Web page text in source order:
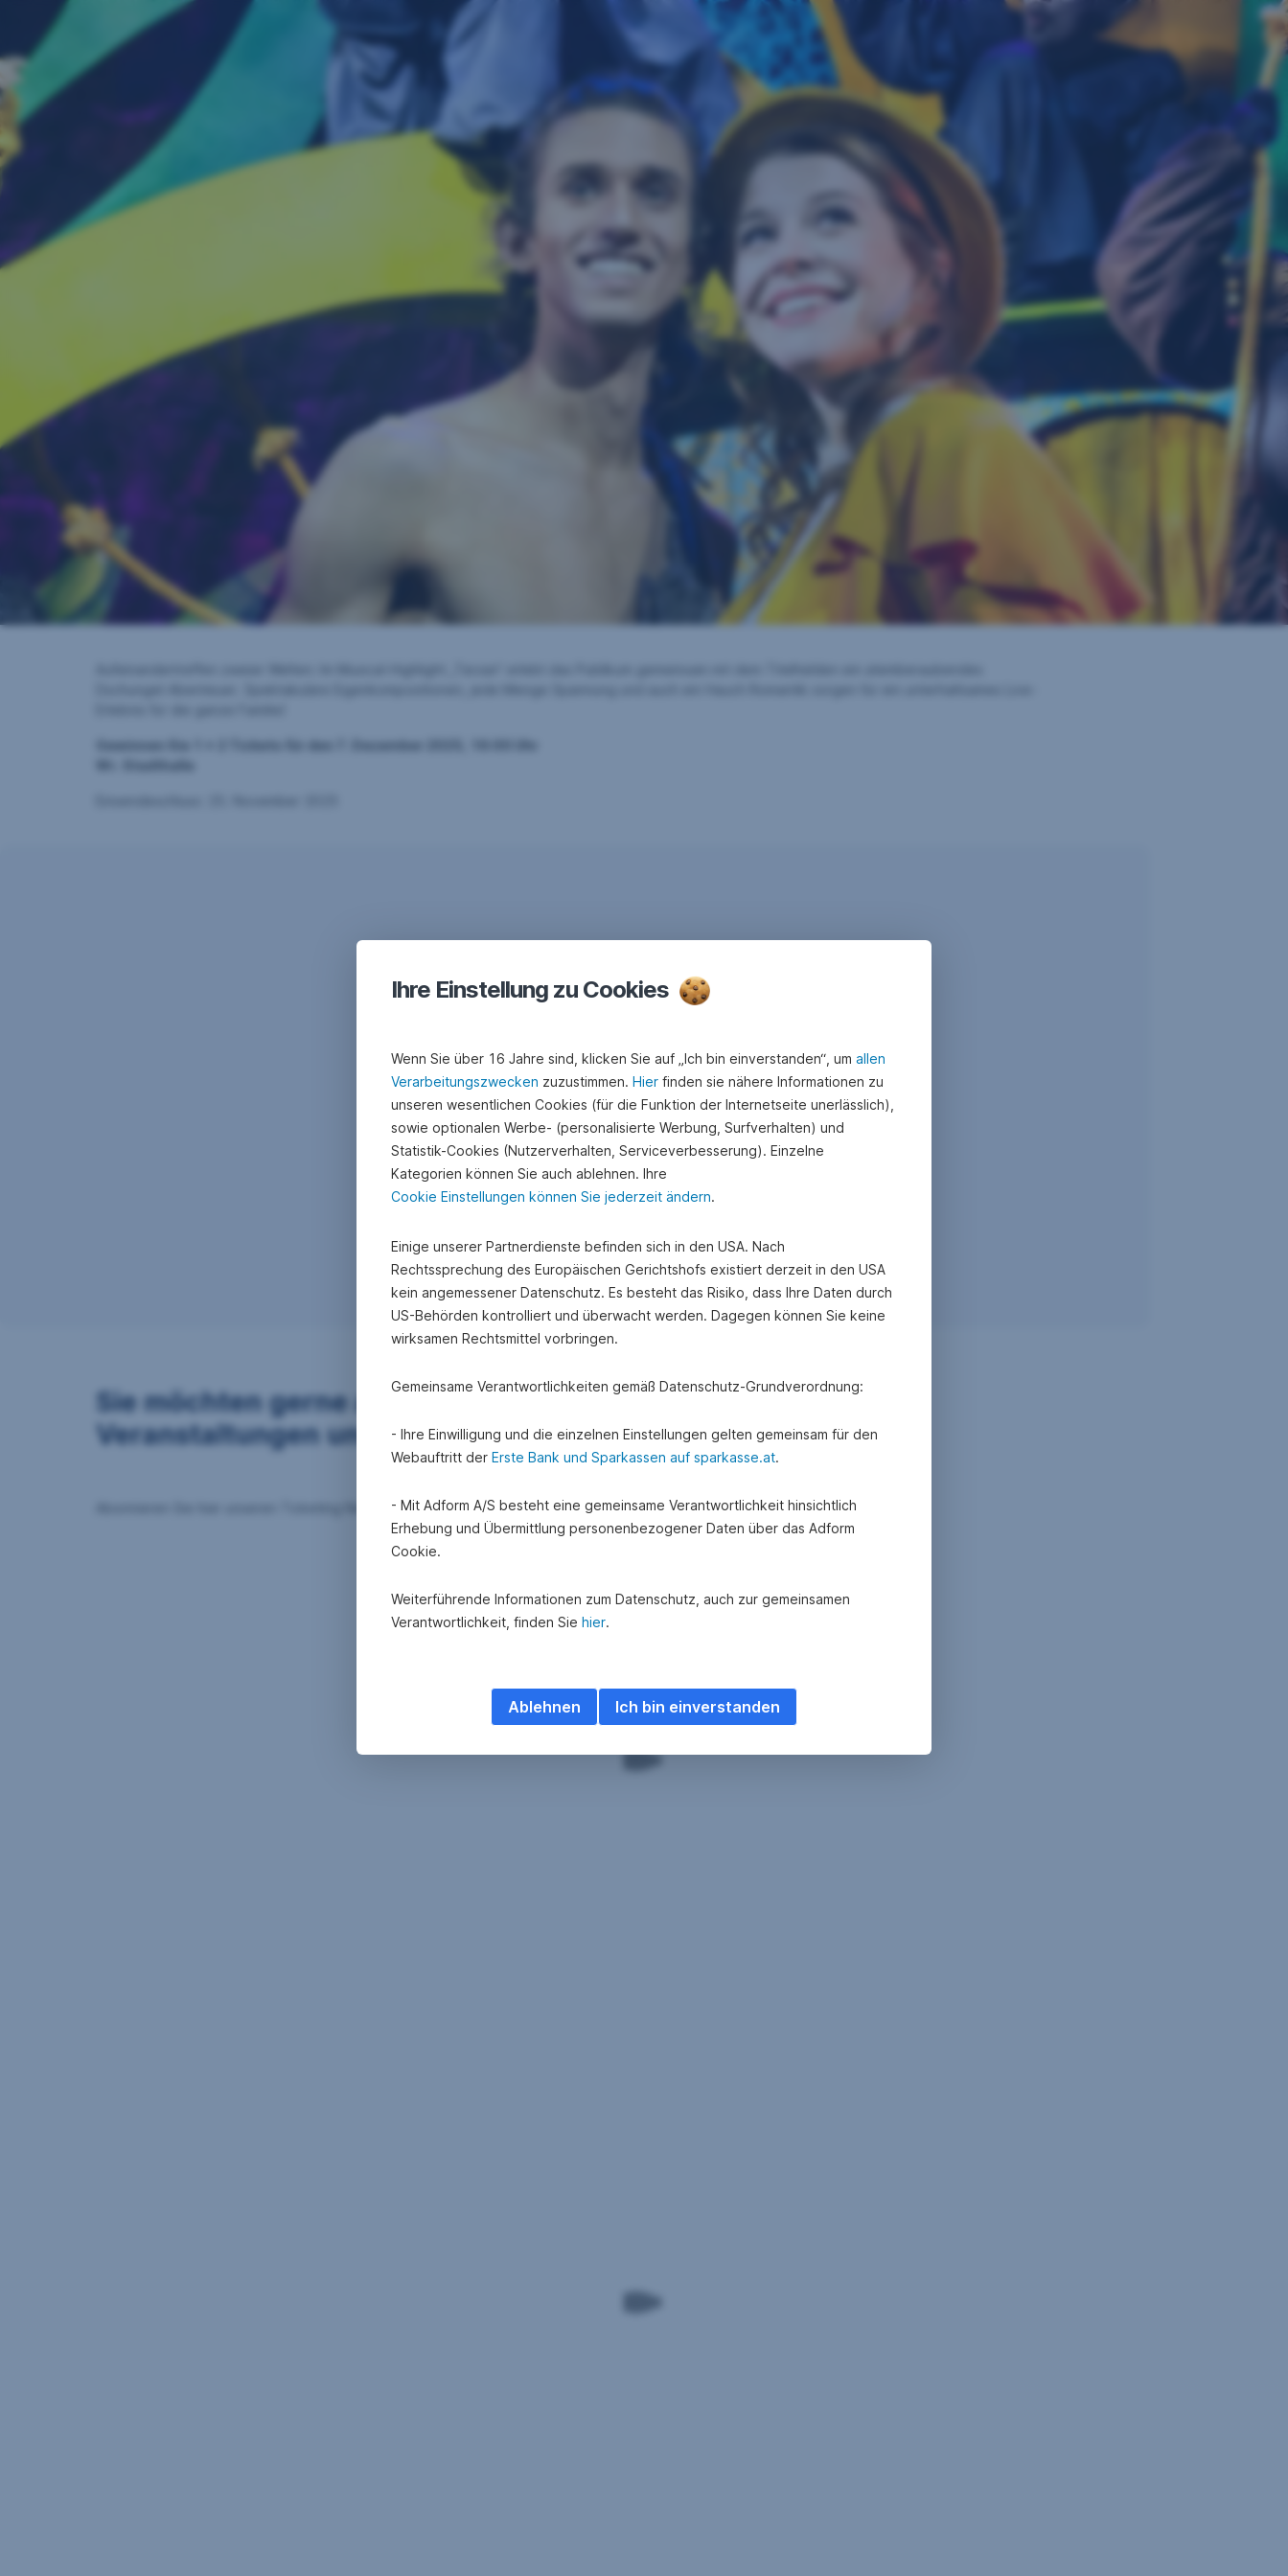
Navigation
überspringen
Zum Gewinnspiel
Sie möchten gerne aktuelle Infos über die neuesten Konzerte,
Veranstaltungen und Gewinnspiele?
Abonnieren Sie hier unseren Ticketing Newsletter:
Ihre Einstellung zu Cookies
Wenn Sie über 16 Jahre sind, klicken Sie auf „Ich bin einverstanden“, um allen
Verarbeitungszwecken zuzustimmen. Hier finden sie nähere Informationen zu
unseren wesentlichen Cookies (für die Funktion der Internetseite unerlässlich),
sowie optionalen Werbe- (personalisierte Werbung, Surfverhalten) und
Statistik-Cookies (Nutzerverhalten, Serviceverbesserung). Einzelne
Kategorien können Sie auch ablehnen. Ihre
Cookie Einstellungen können Sie jederzeit ändern.
Einige unserer Partnerdienste befinden sich in den USA. Nach
Rechtssprechung des Europäischen Gerichtshofs existiert derzeit in den USA
kein angemessener Datenschutz. Es besteht das Risiko, dass Ihre Daten durch
US-Behörden kontrolliert und überwacht werden. Dagegen können Sie keine
wirksamen Rechtsmittel vorbringen.
Gemeinsame Verantwortlichkeiten gemäß Datenschutz-Grundverordnung:
- Ihre Einwilligung und die einzelnen Einstellungen gelten gemeinsam für den
Webauftritt der Erste Bank und Sparkassen auf sparkasse.at.
- Mit Adform A/S besteht eine gemeinsame Verantwortlichkeit hinsichtlich
Erhebung und Übermittlung personenbezogener Daten über das Adform
Cookie.
Weiterführende Informationen zum Datenschutz, auch zur gemeinsamen
Verantwortlichkeit, finden Sie hier.
Ich bin einverstanden
Ablehnen